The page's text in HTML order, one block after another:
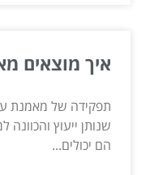
איך מוצאים
תפקידה של מאמנת
שנותן ייעוץ
הם יכולים...